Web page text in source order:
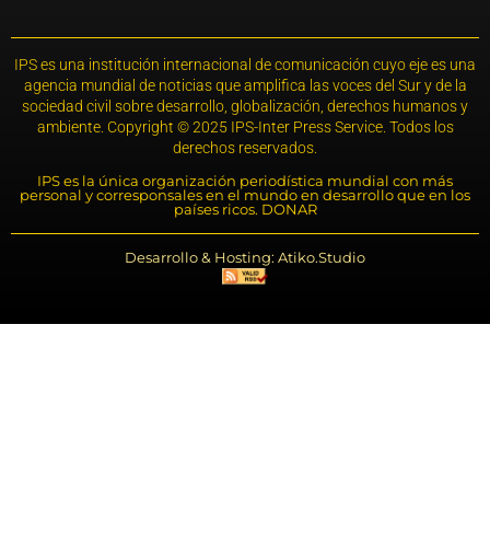
IPS es una institución internacional de comunicación cuyo eje es una
agencia mundial de noticias que amplifica las voces del Sur y de la
sociedad civil sobre desarrollo, globalización, derechos humanos y
ambiente. Copyright © 2025 IPS-Inter Press Service. Todos los
derechos reservados.
IPS es la única organización periodística mundial con más
personal y corresponsales en el mundo en desarrollo que en los
países ricos. DONAR
Desarrollo & Hosting: Atiko.Studio